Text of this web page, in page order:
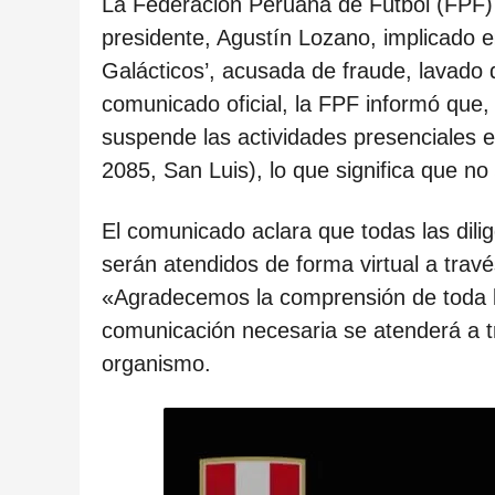
o
s
d
e
s
e
l
a
p
u
presidente, Agustín Lozano, implicado
Galácticos’, acusada de fraude,
comunicado oficial, la FPF informó
suspende las actividades presenciales
2085, San Luis), lo que significa que
El comunicado aclara que todas las
serán atendidos de forma virtual a
«Agradecemos la comprensión de
comunicación necesaria se atenderá a
organismo.